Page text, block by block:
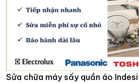
Sửa chữa máy sấy quần áo